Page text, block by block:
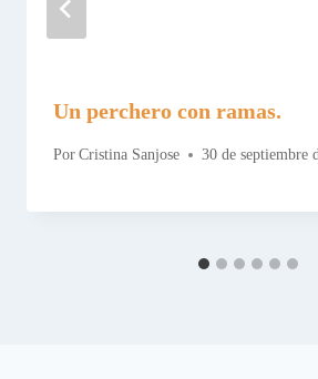
Un perchero con ramas.
Por Cristina Sanjose 30 de septiembre